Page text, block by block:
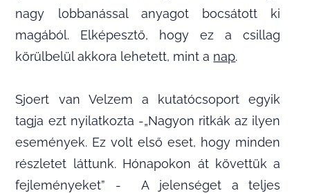
nagy lobbanással anyagot bocsátott ki
magából. Elképesztő, hogy ez a csillag
körülbelül akkora lehetett, mint a nap.
Sjoert van Velzem a kutatócsoport egyik
tagja ezt nyilatkozta -„Nagyon ritkák az ilyen
események. Ez volt első eset, hogy minden
részletet láttunk. Hónapokon át követtük a
fejleményeket” - A jelenséget a teljes